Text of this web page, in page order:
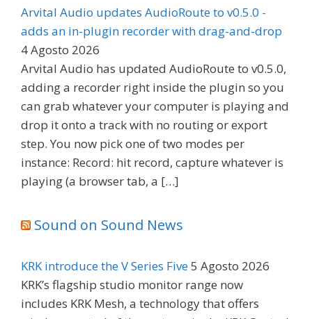
Arvital Audio updates AudioRoute to v0.5.0 -
adds an in-plugin recorder with drag-and-drop
4 Agosto 2026
Arvital Audio has updated AudioRoute to v0.5.0,
adding a recorder right inside the plugin so you
can grab whatever your computer is playing and
drop it onto a track with no routing or export
step. You now pick one of two modes per
instance: Record: hit record, capture whatever is
playing (a browser tab, a […]
Sound on Sound News
KRK introduce the V Series Five5 Agosto 2026
KRK’s flagship studio monitor range now
includes KRK Mesh, a technology that offers